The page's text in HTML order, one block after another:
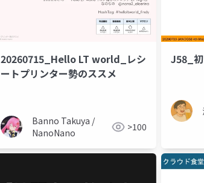
20260715_Hello LT world_レシ
ートプリンター勢のススメ
Banno Takuya /
NanoNano
>100
J58_